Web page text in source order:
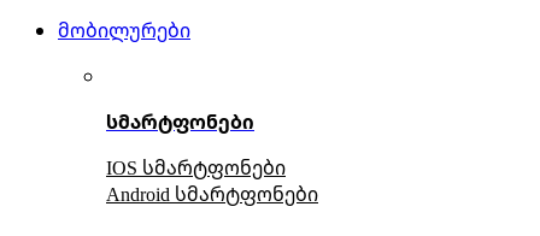
მობილურები
სმარტფონები
IOS სმარტფონები
Android სმარტფონები